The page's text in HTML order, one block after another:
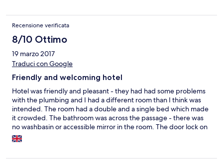
Recensione verificata
8/10 Ottimo
19 marzo 2017
Traduci con Google
Friendly and welcoming hotel
Hotel was friendly and pleasant - they had had some problems
with the plumbing and I had a different room than I think was
intended. The room had a double and a single bed which made
it crowded. The bathroom was across the passage - there was
no washbasin or accessible mirror in the room. The door lock on
the room and the bathroom were rather funky. I thought the
price was high for what I got. The worse aspect was trying to